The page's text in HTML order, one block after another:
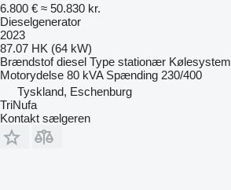
6.800 € ≈ 50.830 kr.
Dieselgenerator
2023
87.07 HK (64 kW)
Brændstof diesel Type stationær Kølesystem
Motorydelse 80 kVA Spænding 230/400
Tyskland, Eschenburg
TriNufa
Kontakt sælgeren